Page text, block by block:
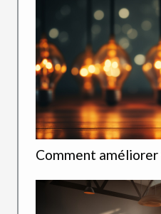
Comment